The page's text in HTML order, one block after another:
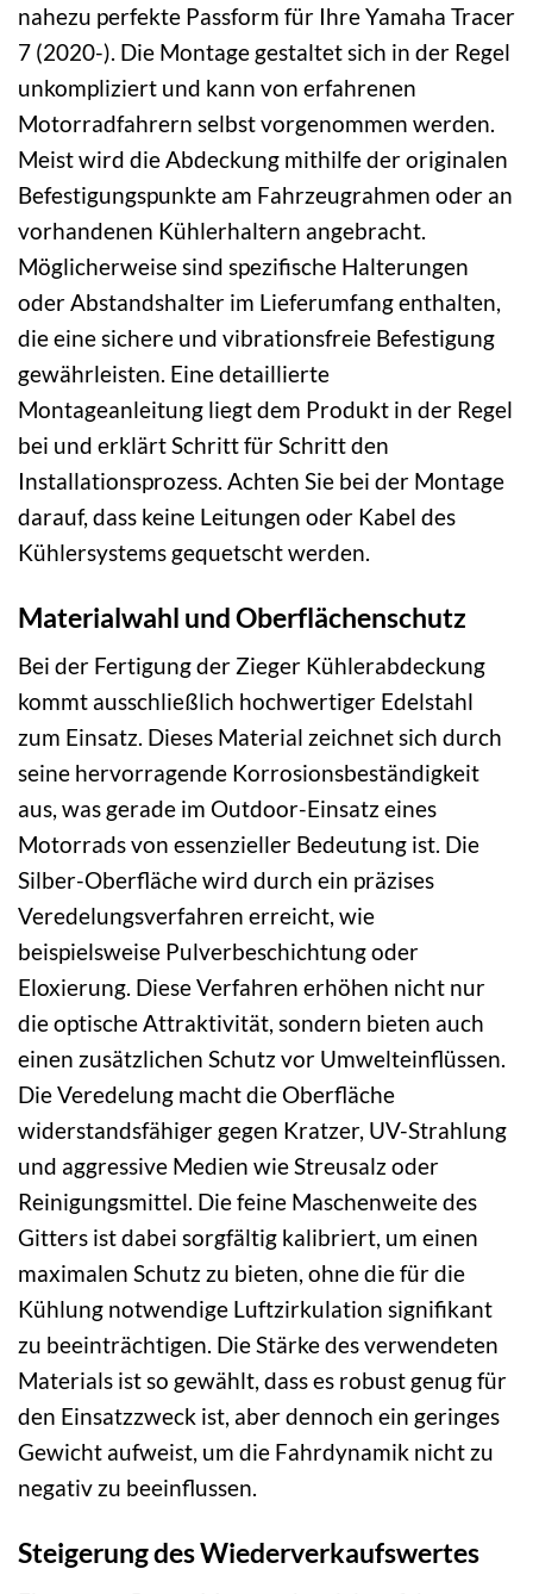
nahezu perfekte Passform für Ihre Yamaha Tracer
7 (2020-). Die Montage gestaltet sich in der Regel
unkompliziert und kann von erfahrenen
Motorradfahrern selbst vorgenommen werden.
Meist wird die Abdeckung mithilfe der originalen
Befestigungspunkte am Fahrzeugrahmen oder an
vorhandenen Kühlerhaltern angebracht.
Möglicherweise sind spezifische Halterungen
oder Abstandshalter im Lieferumfang enthalten,
die eine sichere und vibrationsfreie Befestigung
gewährleisten. Eine detaillierte
Montageanleitung liegt dem Produkt in der Regel
bei und erklärt Schritt für Schritt den
Installationsprozess. Achten Sie bei der Montage
darauf, dass keine Leitungen oder Kabel des
Kühlersystems gequetscht werden.
Materialwahl und Oberflächenschutz
Bei der Fertigung der Zieger Kühlerabdeckung
kommt ausschließlich hochwertiger Edelstahl
zum Einsatz. Dieses Material zeichnet sich durch
seine hervorragende Korrosionsbeständigkeit
aus, was gerade im Outdoor-Einsatz eines
Motorrads von essenzieller Bedeutung ist. Die
Silber-Oberfläche wird durch ein präzises
Veredelungsverfahren erreicht, wie
beispielsweise Pulverbeschichtung oder
Eloxierung. Diese Verfahren erhöhen nicht nur
die optische Attraktivität, sondern bieten auch
einen zusätzlichen Schutz vor Umwelteinflüssen.
Die Veredelung macht die Oberfläche
widerstandsfähiger gegen Kratzer, UV-Strahlung
und aggressive Medien wie Streusalz oder
Reinigungsmittel. Die feine Maschenweite des
Gitters ist dabei sorgfältig kalibriert, um einen
maximalen Schutz zu bieten, ohne die für die
Kühlung notwendige Luftzirkulation signifikant
zu beeinträchtigen. Die Stärke des verwendeten
Materials ist so gewählt, dass es robust genug für
den Einsatzzweck ist, aber dennoch ein geringes
Gewicht aufweist, um die Fahrdynamik nicht zu
negativ zu beeinflussen.
Steigerung des Wiederverkaufswertes